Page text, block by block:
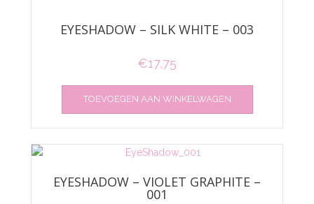
EYESHADOW – SILK WHITE – 003
€17,75
TOEVOEGEN AAN WINKELWAGEN
EYESHADOW – VIOLET GRAPHITE –
001